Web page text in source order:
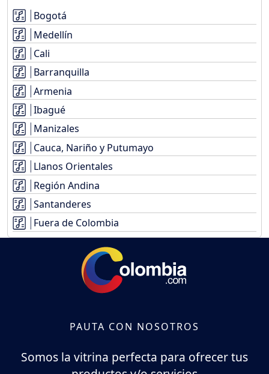
Bogotá
Medellín
Cali
Barranquilla
Armenia
Ibagué
Manizales
Cauca, Nariño y Putumayo
Llanos Orientales
Región Andina
Santanderes
Fuera de Colombia
PAUTA CON NOSOTROS
Somos la vitrina perfecta para ofrecer tus